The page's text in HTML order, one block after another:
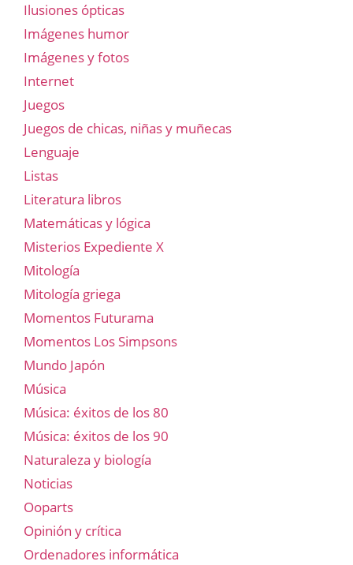
Ilusiones ópticas
Imágenes humor
Imágenes y fotos
Internet
Juegos
Juegos de chicas, niñas y muñecas
Lenguaje
Listas
Literatura libros
Matemáticas y lógica
Misterios Expediente X
Mitología
Mitología griega
Momentos Futurama
Momentos Los Simpsons
Mundo Japón
Música
Música: éxitos de los 80
Música: éxitos de los 90
Naturaleza y biología
Noticias
Ooparts
Opinión y crítica
Ordenadores informática